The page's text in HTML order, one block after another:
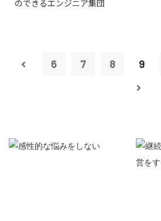
のできるエンジニア集団
6 7 8 9